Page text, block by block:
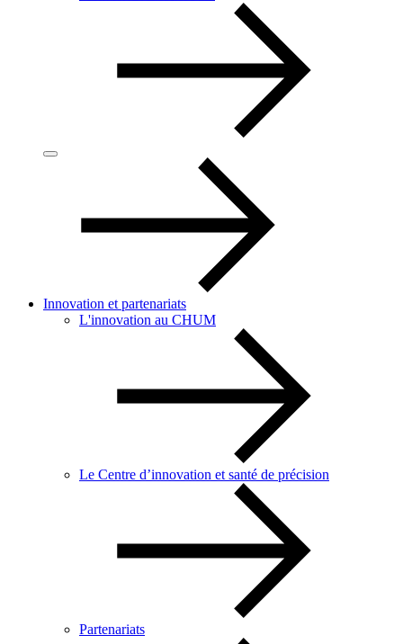
Innovation et partenariats
L'innovation au CHUM
Le Centre d’innovation et santé de précision
Partenariats